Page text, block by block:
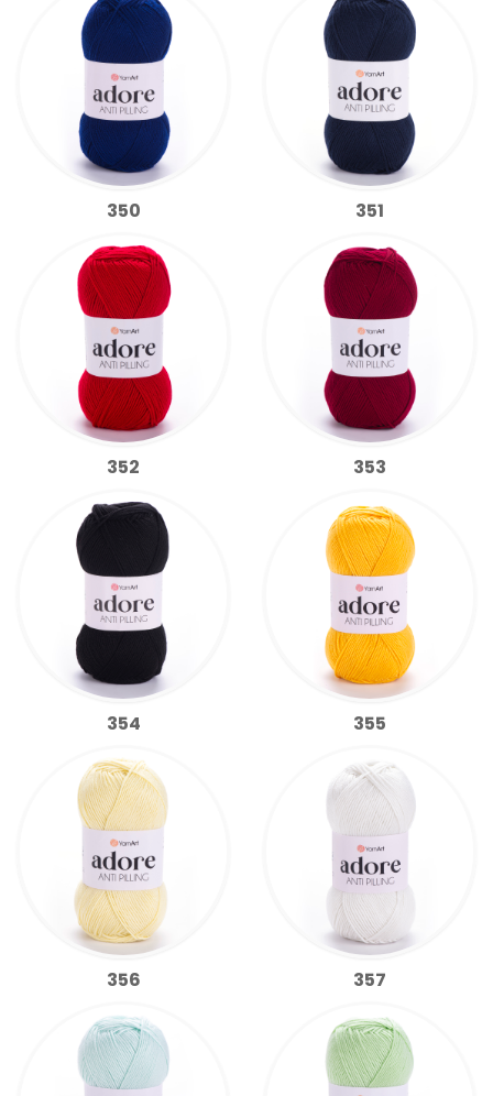
350 351
352 353
354 355
356 357